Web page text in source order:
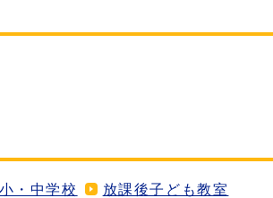
小・中学校 放課後子ども教室